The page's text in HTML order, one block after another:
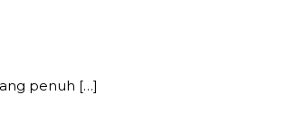
penuh […]